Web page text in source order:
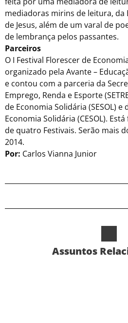
mediadoras mirins de leitura, da
de Jesus, além de um varal de
de lembrança pelos passantes.
Parceiros
O I Festival Florescer de
organizado pela Avante –
e contou com a parceria da
Emprego, Renda e Esporte
de Economia Solidária (SESOL)
Economia Solidária (CESOL).
de quatro Festivais. Serão mais
2014.
Por: Carlos Vianna Junior
Assuntos